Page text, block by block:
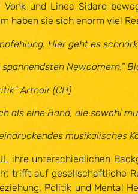
und Linda Sidaro
haben sie sich enorm viel
Hier geht es
spannendsten Newcomern.”
Artnoir (CH)
als eine Band, die sowohl
musikalisches
ihre unterschiedlichen
trifft auf gesellschaftliche
Politik und Mental